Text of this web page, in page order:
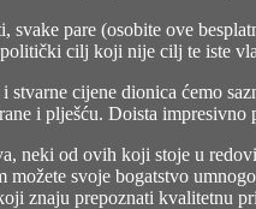
svake pare (osobite ove
cilj koji nije cilj te iste
stvarne cijene dionica ćemo
i plješću. Doista impresivno
neki od ovih koji stoje u
možete svoje bogatstvo
znaju prepoznati kvalitetnu